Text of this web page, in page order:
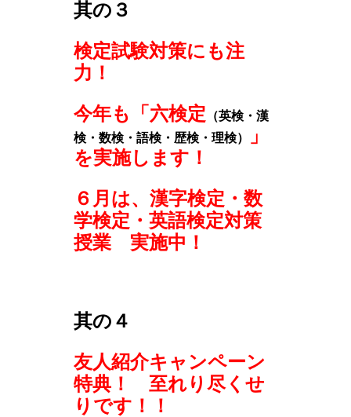
其の３
検定試験対策にも注
力！
今年も「六検定 （英検・漢
検・数検・語検・歴検・理検）
」
を実施します！
６月は、漢字検定・数
学検定・英語検定対策
授業 実施中！
其の４
友人紹介キャンペーン
特典！ 至れり尽くせ
りです！！